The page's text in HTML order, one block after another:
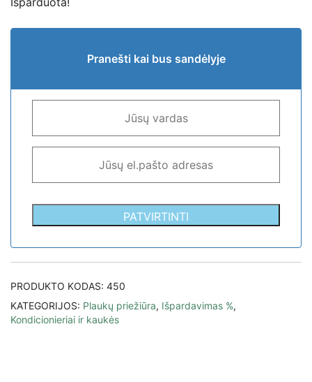
Pranešti kai bus sandėlyje
PATVIRTINTI
PRODUKTO KODAS: 450
KATEGORIJOS: Plaukų priežiūra, Išpardavimas %,
Kondicionieriai ir kaukės